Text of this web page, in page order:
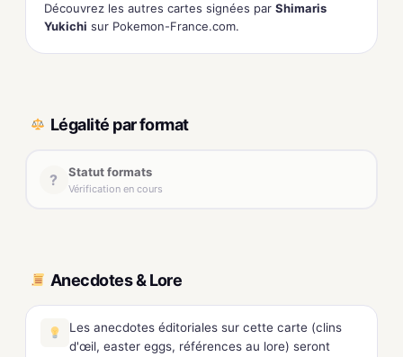
Découvrez les autres cartes signées par Shimaris
Yukichi sur Pokemon-France.com.
Légalité par format
? Statut formats
Vérification en cours
Anecdotes & Lore
Les anecdotes éditoriales sur cette carte (clins
d'œil, easter eggs, références au lore) seront